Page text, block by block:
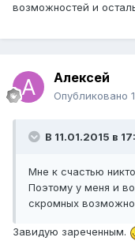
возможностей и
Алексей
Опубликовано
В 11.01.2015 в
Мне к счастью
Поэтому у меня и
скромных
Завидую зареченным.